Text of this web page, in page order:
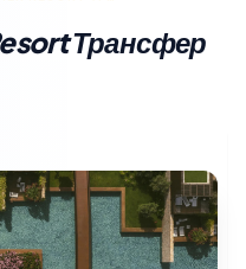
Трансфер